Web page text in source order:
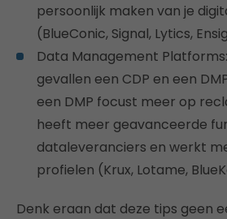
persoonlijk maken van je
(BlueConic, Signal, Lytics,
Data Management
gevallen een CDP en een
een DMP focust meer op
heeft meer geavanceerde
dataleveranciers en werkt
profielen (Krux, Lotame,
Denk eraan dat deze tips geen